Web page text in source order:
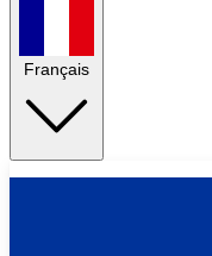
Français